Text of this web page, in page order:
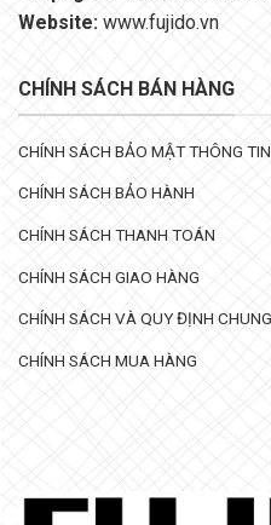
Website: www.fujido.vn
CHÍNH SÁCH BÁN HÀNG
CHÍNH SÁCH BẢO MẬT THÔNG TIN
CHÍNH SÁCH BẢO HÀNH
CHÍNH SÁCH THANH TOÁN
CHÍNH SÁCH GIAO HÀNG
CHÍNH SÁCH VÀ QUY ĐỊNH CHUNG
CHÍNH SÁCH MUA HÀNG